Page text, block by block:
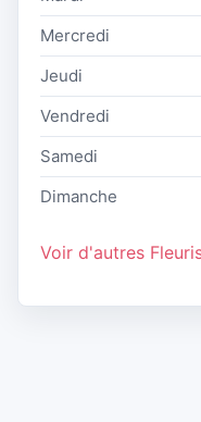
Mercredi
Jeudi
Vendredi
Samedi
Dimanche
Voir d'autres